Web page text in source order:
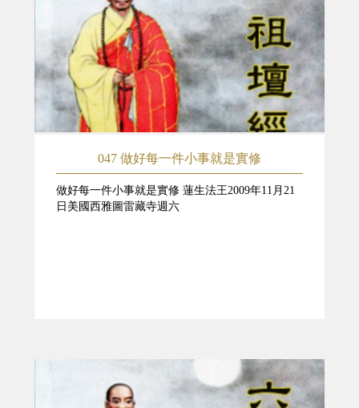
047 做好每一件小事就是實修
做好每一件小事就是實修 蓮生法王2009年11月21
日美國西雅圖雷藏寺週六